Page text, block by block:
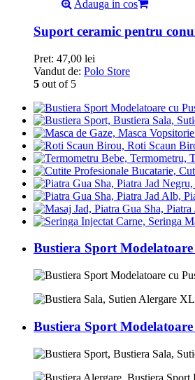
Adauga in cos
Suport ceramic pentru
Pret: 47,00 lei
Vandut de: Polo Store
5 out of 5
Bustiera Sport
Bustiera Sport